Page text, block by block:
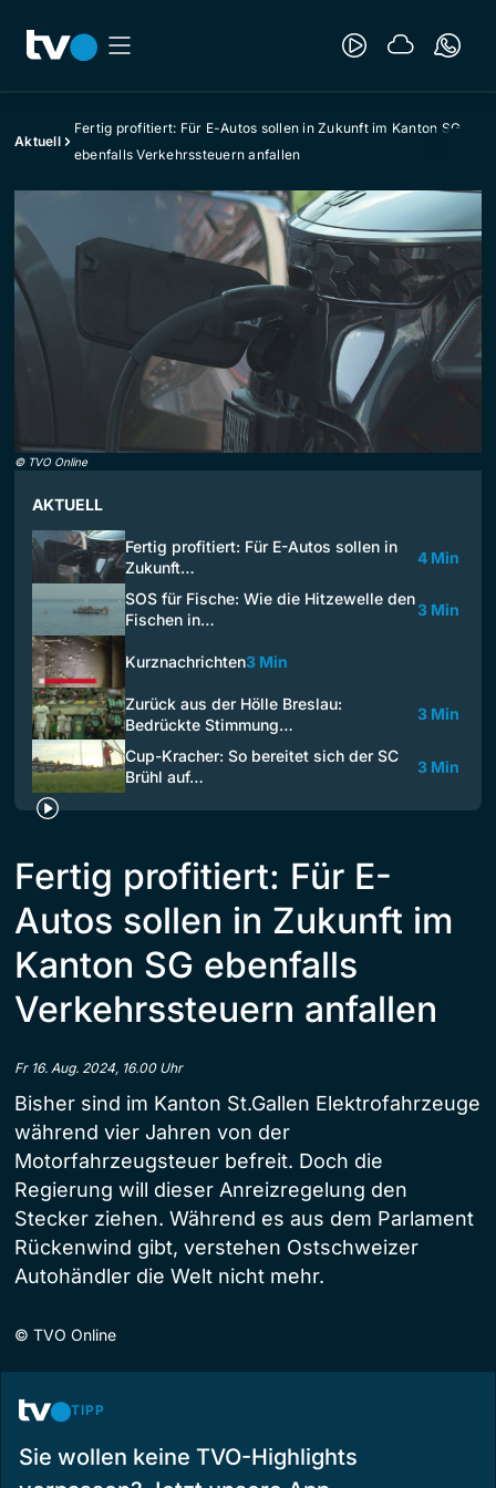
Aktuell
Fertig profitiert: Für E-Autos sollen in Zukunft im Kanton SG
ebenfalls Verkehrssteuern anfallen
© TVO Online
AKTUELL
Fertig profitiert: Für E-Autos sollen in
Zukunft…
4 Min
SOS für Fische: Wie die Hitzewelle den
Fischen in…
3 Min
Kurznachrichten3 Min
Zurück aus der Hölle Breslau:
Bedrückte Stimmung…
3 Min
Cup-Kracher: So bereitet sich der SC
Brühl auf…
3 Min
Fertig profitiert: Für E-
Autos sollen in Zukunft im
Kanton SG ebenfalls
Verkehrssteuern anfallen
Fr 16. Aug. 2024, 16.00 Uhr
Bisher sind im Kanton St.Gallen Elektrofahrzeuge
während vier Jahren von der
Motorfahrzeugsteuer befreit. Doch die
Regierung will dieser Anreizregelung den
Stecker ziehen. Während es aus dem Parlament
Rückenwind gibt, verstehen Ostschweizer
Autohändler die Welt nicht mehr.
© TVO Online
TIPP
Sie wollen keine TVO-Highlights